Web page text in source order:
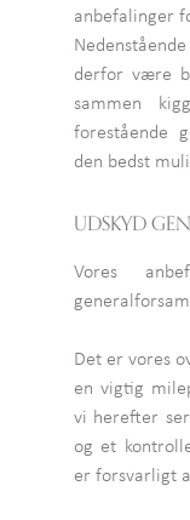
anbefalinger
derfor være
sammen
forestående
den bedst
UDSKYD
Vores
Det er vores
en vigtig
vi herefter
og et
er forsvarligt